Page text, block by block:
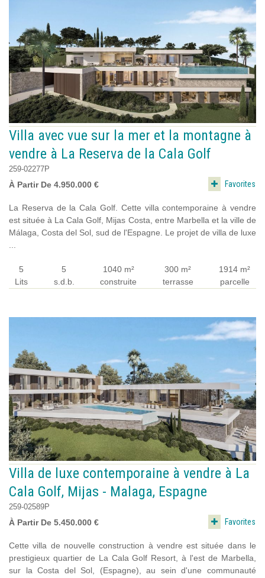
Villa avec vue sur la mer et la montagne à
vendre à La Reserva de la Cala Golf
259-02277P
À Partir De 4.950.000 € Favorites
La Reserva de la Cala Golf. Cette villa contemporaine à vendre
est située à La Cala Golf, Mijas Costa, entre Marbella et la ville de
Málaga, Costa del Sol, sud de l'Espagne. Le projet de villa de luxe
5
Lits
5
s.d.b.
1040 m²
construite
300 m²
terrasse
1914 m²
parcelle
Villa de luxe contemporaine à vendre à La
Cala Golf, Mijas - Malaga, Espagne
259-02589P
À Partir De 5.450.000 € Favorites
Cette villa de nouvelle construction à vendre est située dans le
prestigieux quartier de La Cala Golf Resort, à l'est de Marbella,
sur la Costa del Sol, (Espagne), au sein d'une communauté